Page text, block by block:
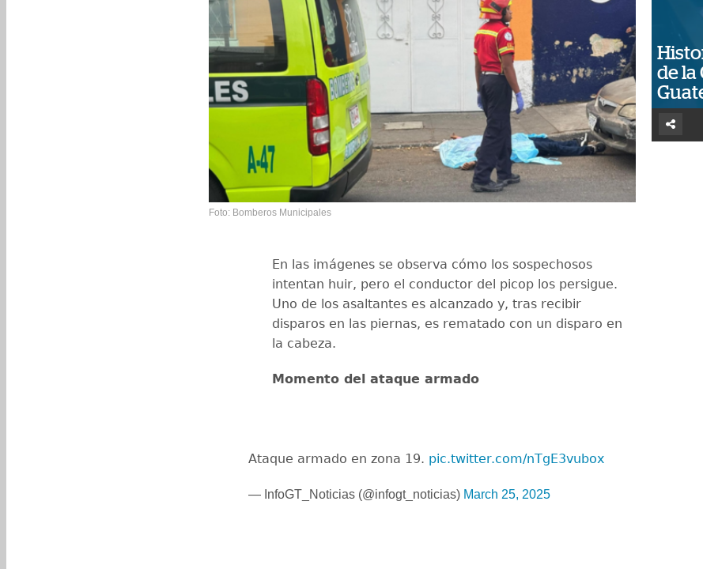
Foto: Bomberos Municipales
En las imágenes se observa cómo los sospechosos
intentan huir, pero el conductor del picop los persigue.
Uno de los asaltantes es alcanzado y, tras recibir
disparos en las piernas, es rematado con un disparo en
la cabeza.
Momento del ataque armado
Ataque armado en zona 19. pic.twitter.com/nTgE3vubox
— InfoGT_Noticias (@infogt_noticias) March 25, 2025
de la